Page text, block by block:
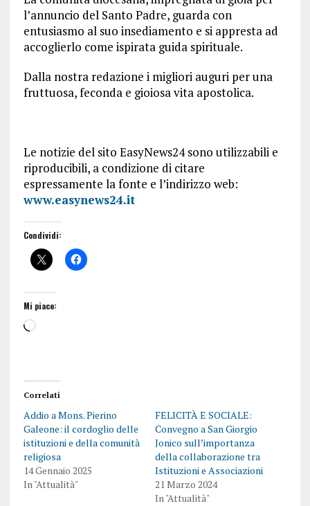
l’annuncio del Santo Padre, guarda con
entusiasmo al suo insediamento e si appresta ad
accoglierlo come ispirata guida spirituale.
Dalla nostra redazione i migliori auguri per una
fruttuosa, feconda e gioiosa vita apostolica.
Le notizie del sito EasyNews24 sono utilizzabili e
riproducibili, a condizione di citare
espressamente la fonte e l’indirizzo web:
www.easynews24.it
Condividi:
Mi piace:
Correlati
Addio a Mons. Pierino
Galeone: il cordoglio delle
istituzioni e della comunità
religiosa
14 Gennaio 2025
In "Attualità"
FELICITÀ E SOCIALE:
Convegno a San Giorgio
Jonico sull’importanza
della collaborazione tra
Istituzioni e Associazioni
21 Marzo 2024
In "Attualità"